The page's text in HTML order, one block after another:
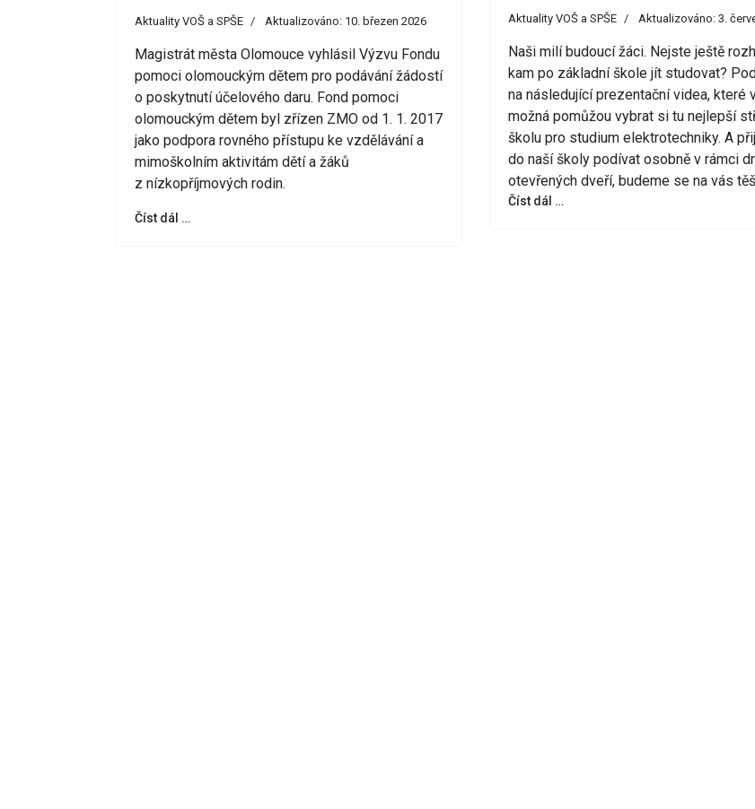
Aktuality VOŠ a SPŠE Aktualizováno: 10. březen 2026
Magistrát města Olomouce vyhlásil Výzvu Fondu
pomoci olomouckým dětem pro podávání žádostí
o poskytnutí účelového daru. Fond pomoci
olomouckým dětem byl zřízen ZMO od 1. 1. 2017
jako podpora rovného přístupu ke vzdělávání a
mimoškolním aktivitám dětí a žáků
z nízkopříjmových rodin.
Číst dál …
Aktuality VOŠ a SPŠE Aktualizováno: 3.
Naši milí budoucí žáci. Nejste ještě
kam po základní škole jít studovat?
na následující prezentační videa, které
možná pomůžou vybrat si tu nejlepší
školu pro studium elektrotechniky. A
do naší školy podívat osobně v rámci
otevřených dveří, budeme se na vás
Číst dál …